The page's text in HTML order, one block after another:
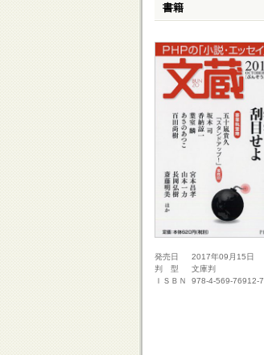
書籍
発売日
2017年09月15日
判 型
文庫判
ＩＳＢＮ
978-4-569-76912-7